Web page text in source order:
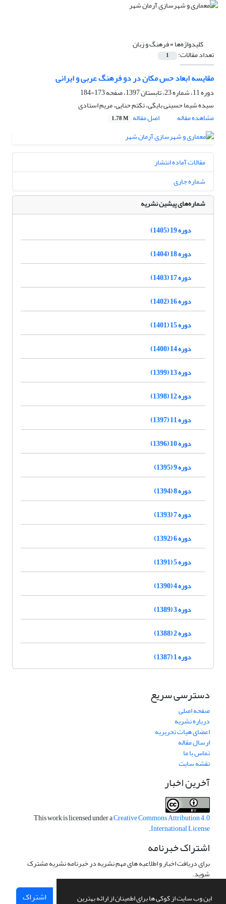
این وب سایت از کوکی ها برای اطمینان از ارائه بهترین
کلیدواژه‌ها =فرهنگ و زبان
تعداد مقالات: 1
مقایسه ابعاد حس مکان در دو فرهنگ عربی و ایرانی
دوره 11، شماره 23، تابستان 1397، صفحه
173-184
سیده شیما حسینی بایگی، تکتم حنایی، مریم استادی
مشاهده مقاله
اصل مقاله 1.78 M
مقالات آماده انتشار
شماره جاری
شماره‌های پیشین نشریه
دوره 19 (1405)
دوره 18 (1404)
دوره 17 (1403)
دوره 16 (1402)
دوره 15 (1401)
دوره 14 (1400)
دوره 13 (1399)
دوره 12 (1398)
دوره 11 (1397)
دوره 10 (1396)
دوره 9 (1395)
دوره 8 (1394)
دوره 7 (1393)
دوره 6 (1392)
دوره 5 (1391)
دوره 4 (1390)
دوره 3 (1389)
دوره 2 (1388)
دوره 1 (1387)
دسترسی سریع
صفحه اصلی
درباره نشریه
اعضای هیات تحریریه
ارسال مقاله
تماس با ما
نقشه سایت
آخرین اخبار
This work is licensed under aCreative Commons Attribution 4.0
International License
.
اشتراک خبرنامه
برای دریافت اخبار و اطلاعیه های مهم نشریه در خبرنامه نشریه مشترک
شوید.
اشتراک